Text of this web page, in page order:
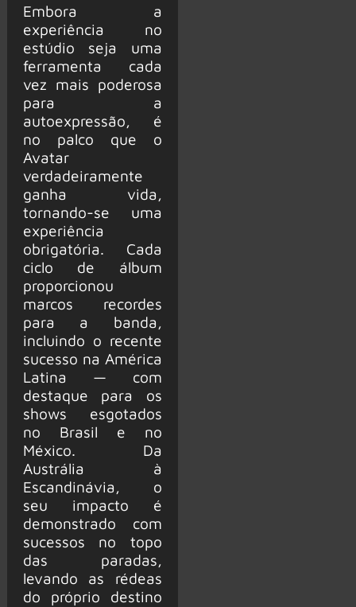
Embora a
experiência no
estúdio seja uma
ferramenta cada
vez mais poderosa
para a
autoexpressão, é
no palco que o
Avatar
verdadeiramente
ganha vida,
tornando-se uma
experiência
obrigatória. Cada
ciclo de álbum
proporcionou
marcos recordes
para a banda,
incluindo o recente
sucesso na América
Latina — com
destaque para os
shows esgotados
no Brasil e no
México. Da
Austrália à
Escandinávia, o
seu impacto é
demonstrado com
sucessos no topo
das paradas,
levando as rédeas
do próprio destino